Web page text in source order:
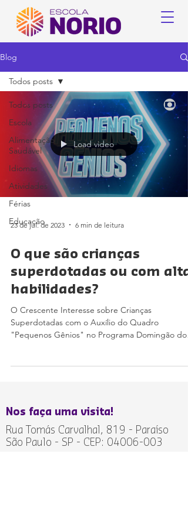
Blog
Todos posts
Escola
Alimentação
Saudável
Idiomas
Atividades
Férias
Educação
Todos posts
Load video
23 de jul. de 2023 6 min de leitura
O que são crianças
superdotadas ou com
habilidades?
O Crescente Interesse sobre Crianças
Superdotadas com o Auxílio do Quadro
"Pequenos Gênios" no Programa Domingão do
Nos faça uma visita!
Rua Tomás Carvalhal, 819 - Paraíso
São Paulo - SP - CEP: 04006-003